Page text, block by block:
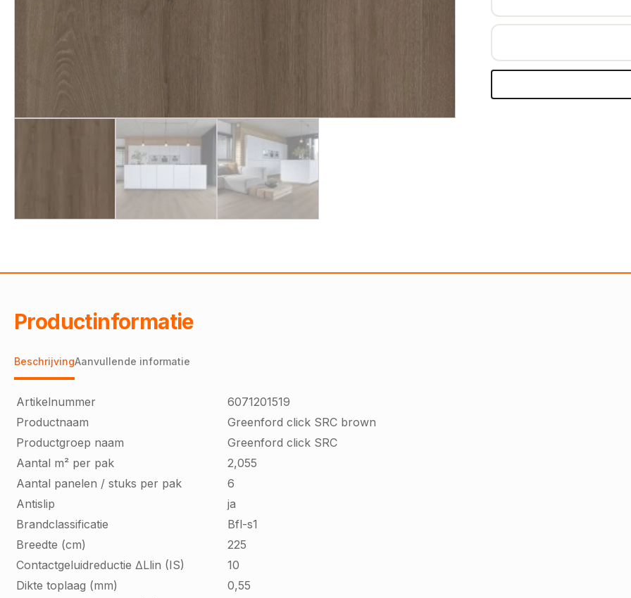
Productinformatie
BeschrijvingAanvullende informatie
Artikelnummer
6071201519
Productnaam
Greenford click SRC brown
Productgroep naam
Greenford click SRC
Aantal m² per pak
2,055
Aantal panelen / stuks per pak
6
Antislip
ja
Brandclassificatie
Bfl-s1
Breedte (cm)
225
Contactgeluidreductie ∆Llin (IS)
10
Dikte toplaag (mm)
0,55